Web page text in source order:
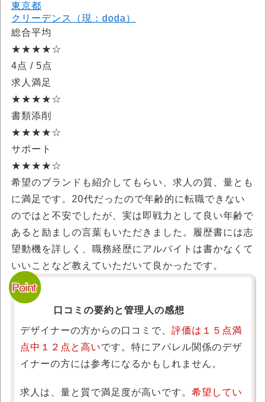
東京都
クリーデンス（現：doda）
総合平均
★★★★☆
4点 / 5点
求人満足
★★★★☆
書類添削
★★★★☆
サポート
★★★★☆
希望のブランドも紹介してもらい、求人の質、量とも
に満足です。20代だったので年齢的に転職できない
のではと不安でしたが、実は即戦力として良い年齢で
あると励ましの言葉もいただきました。履歴書には志
望動機を詳しく、職務経歴にアルバイトは書かなくて
いいことなど教えていただいて良かったです。
口コミの要約と管理人の感想
デザイナーの方からの口コミで、 評価は１５点満
点中１２点と高いです。特にアパレル関係のデザ
イナーの方には参考になるかもしれません。
求人は、量と質で満足度が高いです。 希望してい